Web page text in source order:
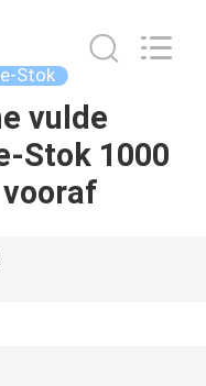
Stok
vulde
Stok 1000